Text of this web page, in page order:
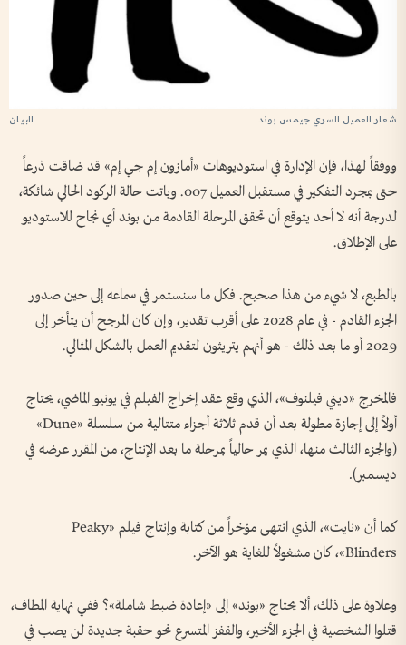
شعار العميل السري جيمس بوند
ووفقاً لهذا، فإن الإدارة في استوديوهات «أمازون إم جي إم» قد ضاقت ذرعاً
حتى بمجرد التفكير في مستقبل العميل 007. وباتت حالة الركود الحالي شائكة،
لدرجة أنه لا أحد يتوقع أن تحقق المرحلة القادمة من بوند أي نجاح للاستوديو
على الإطلاق.
بالطبع، لا شيء من هذا صحيح. فكل ما سنستمر في سماعه إلى حين صدور
الجزء القادم - في عام 2028 على أقرب تقدير، وإن كان المرجح أن يتأخر إلى
2029 أو ما بعد ذلك - هو أنهم يتريثون لتقديم العمل بالشكل المثالي.
فالمخرج «ديني فيلنوف»، الذي وقع عقد إخراج الفيلم في يونيو الماضي، يحتاج
أولاً إلى إجازة مطولة بعد أن قدم ثلاثة أجزاء متتالية من سلسلة «Dune»
(والجزء الثالث منها، الذي يمر حالياً بمرحلة ما بعد الإنتاج، من المقرر عرضه في
ديسمبر).
كما أن «نايت»، الذي انتهى مؤخراً من كتابة وإنتاج فيلم «Peaky
Blinders»، كان مشغولاً للغاية هو الآخر.
وعلاوة على ذلك، ألا يحتاج «بوند» إلى «إعادة ضبط شاملة»؟ ففي نهاية المطاف،
قتلوا الشخصية في الجزء الأخير، والقفز المتسرع نحو حقبة جديدة لن يصب في